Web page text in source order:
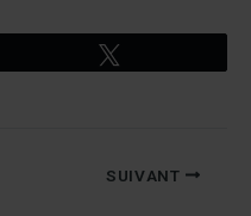
SUIVANT